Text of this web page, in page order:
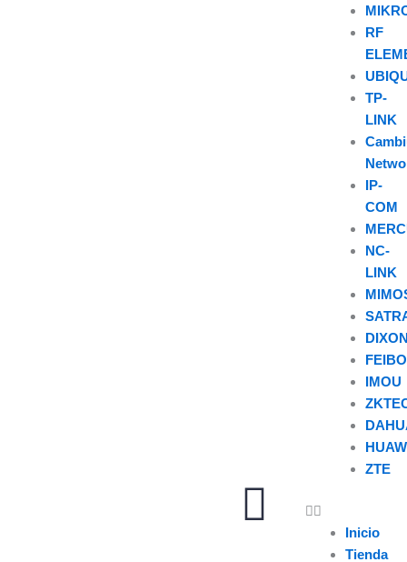
U
s
RF
TP-
LINK
IP-
COM
NC-
LINK
IMOU
ZTE
Inicio
Tienda